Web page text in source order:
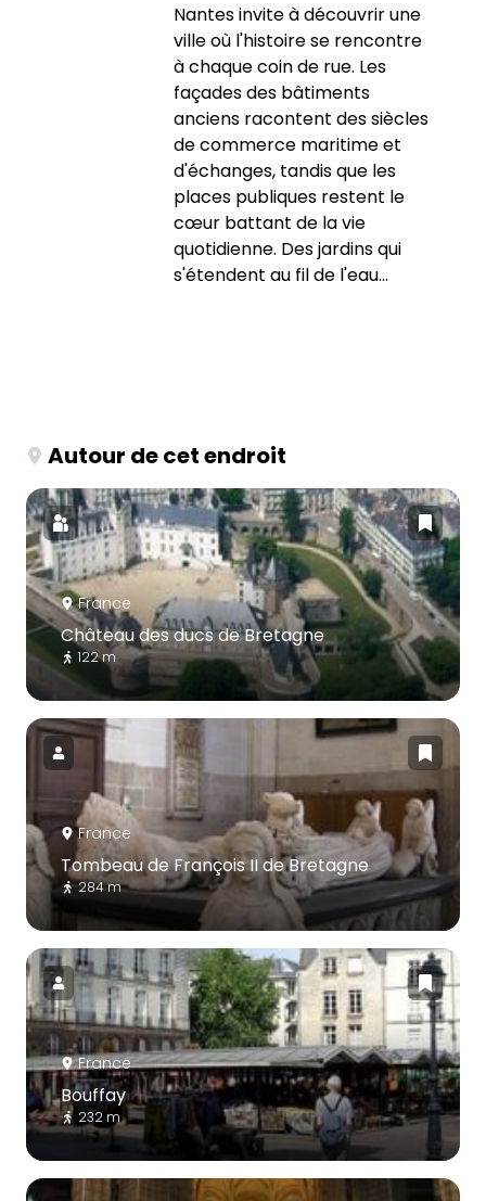
Nantes invite à découvrir une
ville où l'histoire se rencontre
à chaque coin de rue. Les
façades des bâtiments
anciens racontent des siècles
de commerce maritime et
d'échanges, tandis que les
places publiques restent le
cœur battant de la vie
quotidienne. Des jardins qui
s'étendent au fil de l'eau...
Autour de cet endroit
France
Château des ducs de Bretagne
122 m
France
Tombeau de François II de Bretagne
284 m
France
Bouffay
232 m